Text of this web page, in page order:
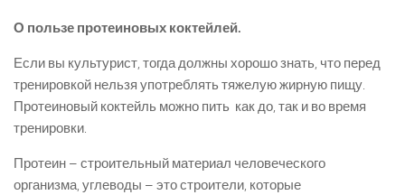
О пользе протеиновых коктейлей.
Если вы культурист, тогда должны хорошо знать, что перед
тренировкой нельзя употреблять тяжелую жирную пищу.
Протеиновый коктейль можно пить как до, так и во время
тренировки.
Протеин – строительный материал человеческого
организма, углеводы – это строители, которые